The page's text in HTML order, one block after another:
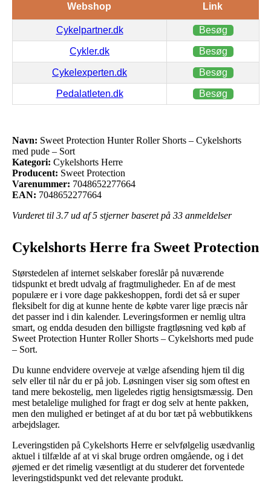
Webshop Link
Cykelpartner.dk Besøg
Cykler.dk Besøg
Cykelexperten.dk Besøg
Pedalatleten.dk Besøg
Navn: Sweet Protection Hunter Roller Shorts – Cykelshorts
med pude – Sort
Kategori: Cykelshorts Herre
Producent: Sweet Protection
Varenummer: 7048652277664
EAN: 7048652277664
Vurderet til 3.7ud af 5 stjerner baseret på 33 anmeldelser
Cykelshorts Herre fra Sweet Protection
Størstedelen af internet selskaber foreslår på nuværende
tidspunkt et bredt udvalg af fragtmuligheder. En af de mest
populære er i vore dage pakkeshoppen, fordi det så er super
fleksibelt for dig at kunne hente de købte varer lige præcis når
det passer ind i din kalender. Leveringsformen er nemlig ultra
smart, og endda desuden den billigste fragtløsning ved køb af
Sweet Protection Hunter Roller Shorts – Cykelshorts med pude
– Sort.
Du kunne endvidere overveje at vælge afsending hjem til dig
selv eller til når du er på job. Løsningen viser sig som oftest en
tand mere bekostelig, men ligeledes rigtig hensigtsmæssig. Den
mest betalelige mulighed for fragt er dog selv at hente pakken,
men den mulighed er betinget af at du bor tæt på webbutikkens
arbejdslager.
Leveringstiden på Cykelshorts Herre er selvfølgelig usædvanlig
aktuel i tilfælde af at vi skal bruge ordren omgående, og i det
øjemed er det rimelig væsentligt at du studerer det forventede
leveringstidspunkt ved det relevante produkt.